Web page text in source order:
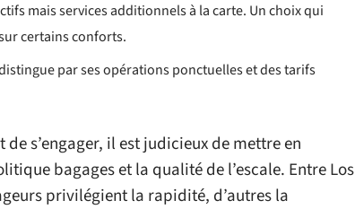
mais services additionnels à la carte. Un choix qui
certains conforts.
par ses opérations ponctuelles et des tarifs
s’engager, il est judicieux de mettre en
bagages et la qualité de l’escale. Entre Los
privilégient la rapidité, d’autres la